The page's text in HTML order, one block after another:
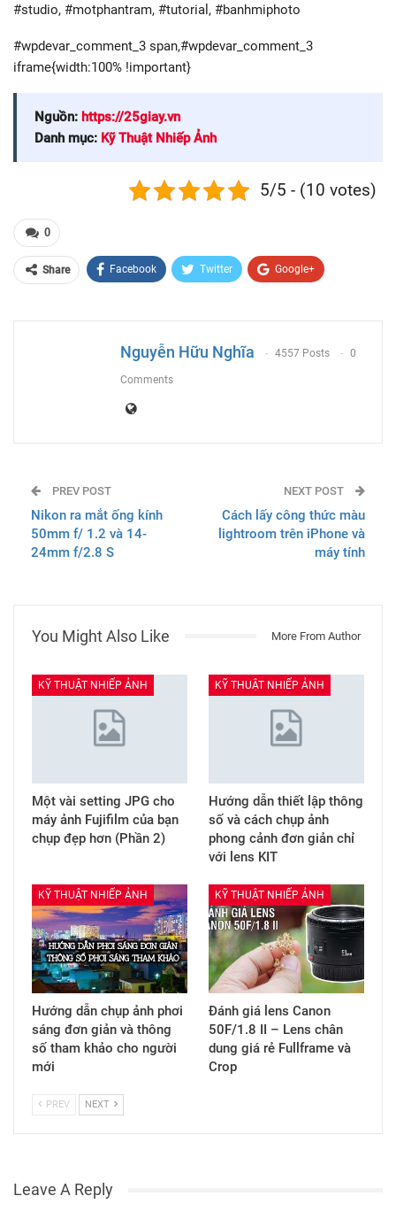
#studio, #motphantram, #tutorial, #banhmiphoto
#wpdevar_comment_3 span,#wpdevar_comment_3
iframe{width:100% !important}
Nguồn: https://25giay.vn
Danh mục: Kỹ Thuật Nhiếp Ảnh
5/5 - (10 votes)
0
Share Facebook Twitter Google+
Nguyễn Hữu Nghĩa 4557 Posts 0
Comments
PREV POST
Nikon ra mắt ống kính
50mm f/ 1.2 và 14-
24mm f/2.8 S
NEXT POST
Cách lấy công thức màu
lightroom trên iPhone và
máy tính
You Might Also Like More From Author
KỸ THUẬT NHIẾP ẢNH
Một vài setting JPG cho
máy ảnh Fujifilm của bạn
chụp đẹp hơn (Phần 2)
KỸ THUẬT NHIẾP ẢNH
Hướng dẫn thiết lập thông
số và cách chụp ảnh
phong cảnh đơn giản chỉ
với lens KIT
KỸ THUẬT NHIẾP ẢNH
Hướng dẫn chụp ảnh phơi
sáng đơn giản và thông
số tham khảo cho người
mới
KỸ THUẬT NHIẾP ẢNH
Đánh giá lens Canon
50F/1.8 II – Lens chân
dung giá rẻ Fullframe và
Crop
PREV NEXT
Leave A Reply